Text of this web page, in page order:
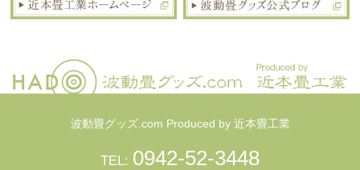
波動畳グッズ.com Produced by 近本畳工業
TEL: 0942-52-3448